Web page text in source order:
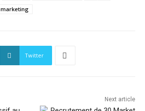
marketing
Twitter
Next article